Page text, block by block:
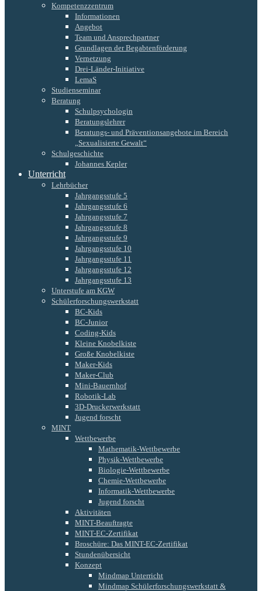
Kompetenzzentrum
Informationen
Angebot
Team und Ansprechpartner
Grundlagen der Begabtenförderung
Vernetzung
Drei-Länder-Initiative
LemaS
Studienseminar
Beratung
Schulpsychologin
Beratungslehrer
Beratungs- und Präventionsangebote im Bereich
„Sexualisierte Gewalt“
Schulgeschichte
Johannes Kepler
Unterricht
Lehrbücher
Jahrgangsstufe 5
Jahrgangsstufe 6
Jahrgangsstufe 7
Jahrgangsstufe 8
Jahrgangsstufe 9
Jahrgangsstufe 10
Jahrgangsstufe 11
Jahrgangsstufe 12
Jahrgangsstufe 13
Unterstufe am KGW
Schülerforschungswerkstatt
BC-Kids
BC-Junior
Coding-Kids
Kleine Knobelkiste
Große Knobelkiste
Maker-Kids
Maker-Club
Mini-Bauernhof
Robotik-Lab
3D-Druckerwerkstatt
Jugend forscht
MINT
Wettbewerbe
Mathematik-Wettbewerbe
Physik-Wettbewerbe
Biologie-Wettbewerbe
Chemie-Wettbewerbe
Informatik-Wettbewerbe
Jugend forscht
Aktivitäten
MINT-Beauftragte
MINT-EC-Zertifikat
Broschüre: Das MINT-EC-Zertifikat
Stundenübersicht
Konzept
Mindmap Unterricht
Mindmap Schülerforschungswerkstatt &